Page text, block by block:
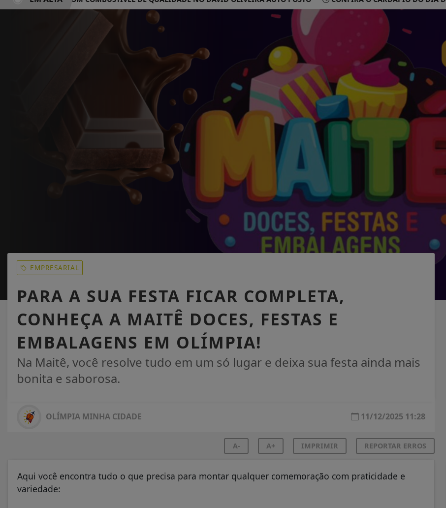
EMPRESARIAL
PARA A SUA FESTA FICAR COMPLETA,
CONHEÇA A MAITÊ DOCES, FESTAS E
EMBALAGENS EM OLÍMPIA!
Na Maitê, você resolve tudo em um só lugar e deixa sua festa ainda mais
bonita e saborosa.
OLÍMPIA MINHA CIDADE 11/12/2025 11:28
A- A+ IMPRIMIR REPORTAR ERROS
Aqui você encontra tudo o que precisa para montar qualquer comemoração com praticidade e
variedade: